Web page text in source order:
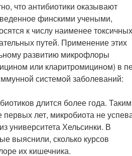
что антибиотики оказывают
финскими учеными,
к числу наименее токсичных
путей. Применение этих
развитию микрофлоры
или кларитромицином) в
системой заболеваний:
длится более года. Таким
лет, микробиота не
университета Хельсинки. В
выяснили, сколько курсов
их кишечника.